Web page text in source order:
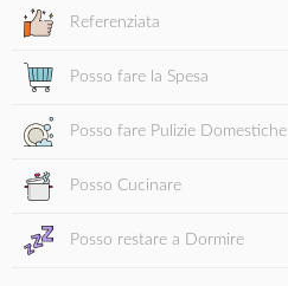
Referenziata
Posso fare la Spesa
Posso fare Pulizie Domestiche
Posso Cucinare
Posso restare a Dormire